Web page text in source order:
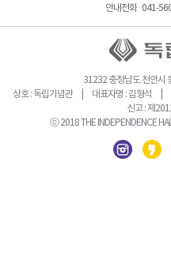
안내전화 041-
31232 충청남도 천안시
상호 : 독립기념관 | 대표자명 : 김형석 |
신고 : 제
ⓒ 2018 THE INDEPENDENCE